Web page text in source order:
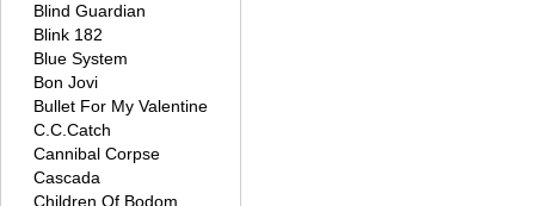
Blind Guardian
Blink 182
Blue System
Bon Jovi
Bullet For My Valentine
C.C.Catch
Cannibal Corpse
Cascada
Children Of Bodom